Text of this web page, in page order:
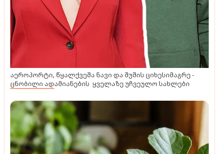
აეროპორტი, წყალქვეშა ნავი და შუშის ციხესიმაგრე -
ცნობილი ადამიანების ყველაზე უჩვეულო სახლები